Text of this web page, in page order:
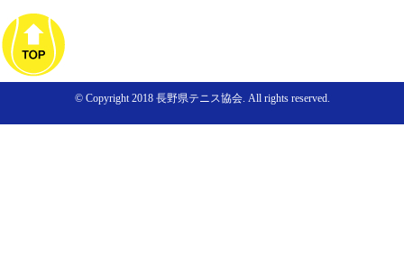
© Copyright 2018 長野県テニス協会. All rights reserved.